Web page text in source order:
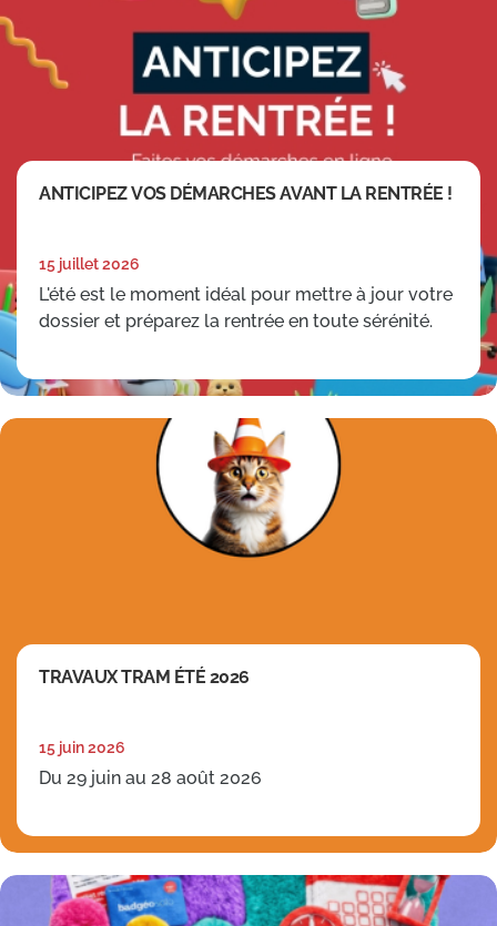
ANTICIPEZ VOS DÉMARCHES AVANT LA RENTRÉE !
15 juillet 2026
L'été est le moment idéal pour mettre à jour votre
dossier et préparez la rentrée en toute sérénité.
TRAVAUX TRAM ÉTÉ 2026
15 juin 2026
Du 29 juin au 28 août 2026